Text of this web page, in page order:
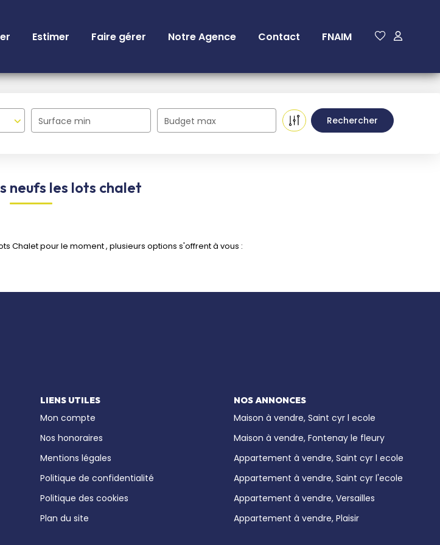
Estimer Faire gérer Notre Agence Contact FNAIM
Surface min Budget max
neufs les lots chalet
Chalet pour le moment , plusieurs options s'offrent à vous :
LIENS UTILES
Mon compte
Nos honoraires
Mentions légales
Politique de confidentialité
Politique des cookies
Plan du site
NOS ANNONCES
Maison à vendre, Saint cyr l ecole
Maison à vendre, Fontenay le fleury
Appartement à vendre, Saint cyr l ecole
Appartement à vendre, Saint cyr l'ecole
Appartement à vendre, Versailles
Appartement à vendre, Plaisir